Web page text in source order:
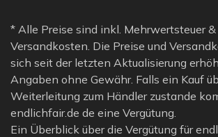
* Alle Preise sind inkl. Mehrwertsteuer &
Versandkosten. Die Preise und
sich seit der letzten Aktualisierung
Angaben ohne Gewähr. Falls ein Kauf
Weiterleitung zum Händler zustande
endlichfair.de de eine Vergütung.
Ein Überblick über die Vergütung für